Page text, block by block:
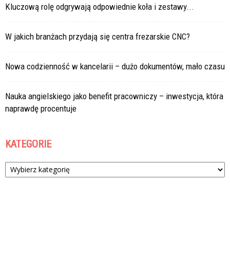
Kluczową rolę odgrywają odpowiednie koła i zestawy...
W jakich branżach przydają się centra frezarskie CNC?
Nowa codzienność w kancelarii – dużo dokumentów, mało czasu
Nauka angielskiego jako benefit pracowniczy – inwestycja, która
naprawdę procentuje
KATEGORIE
Kategorie